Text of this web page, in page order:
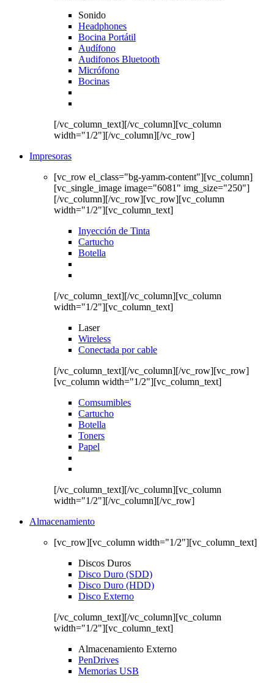
Sonido
Headphones
Bocina Portátil
Audífono
Audifonos Bluetooth
Micrófono
Bocinas
[/vc_column_text][/vc_column][vc_column
width="1/2"][/vc_column][/vc_row]
Impresoras
[vc_row el_class="bg-yamm-content"][vc_column]
[vc_single_image image="6081" img_size="250"]
[/vc_column][/vc_row][vc_row][vc_column
width="1/2"][vc_column_text]
Inyección de Tinta
Cartucho
Botella
[/vc_column_text][/vc_column][vc_column
width="1/2"][vc_column_text]
Laser
Wireless
Conectada por cable
[/vc_column_text][/vc_column][/vc_row][vc_row]
[vc_column width="1/2"][vc_column_text]
Comsumibles
Cartucho
Botella
Toners
Papel
[/vc_column_text][/vc_column][vc_column
width="1/2"][/vc_column][/vc_row]
Almacenamiento
[vc_row][vc_column width="1/2"][vc_column_text]
Discos Duros
Disco Duro (SDD)
Disco Duro (HDD)
Disco Externo
[/vc_column_text][/vc_column][vc_column
width="1/2"][vc_column_text]
Almacenamiento Externo
PenDrives
Memorias USB